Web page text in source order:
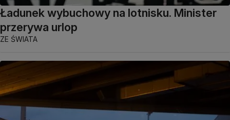
Ładunek wybuchowy na lotnisku. Minister
przerywa urlop
ZE ŚWIATA